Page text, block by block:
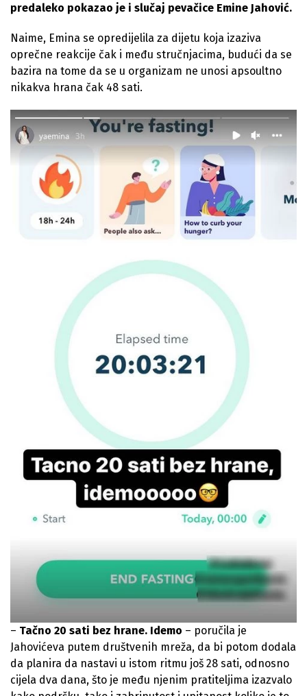
predaleko pokazao je i slučaj pevačice Emine Jahović.
Naime, Emina se opredijelila za dijetu koja izaziva
oprečne reakcije čak i među stručnjacima, budući da se
bazira na tome da se u organizam ne unosi apsoultno
nikakva hrana čak 48 sati.
– Tačno 20 sati bez hrane. Idemo – poručila je
Jahovićeva putem društvenih mreža, da bi potom dodala
da planira da nastavi u istom ritmu još 28 sati, odnosno
cijela dva dana, što je među njenim pratiteljima izazvalo